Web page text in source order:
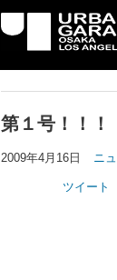
UG メン
第１号！！！
2009年4月16日 ニ
ツイート